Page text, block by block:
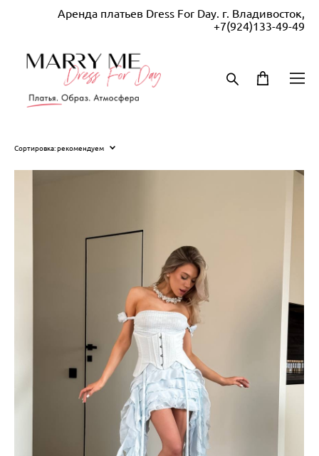
Аренда платьев Dress For Day. г. Владивосток,
+7(924)133-49-49
Сортировка:рекомендуем